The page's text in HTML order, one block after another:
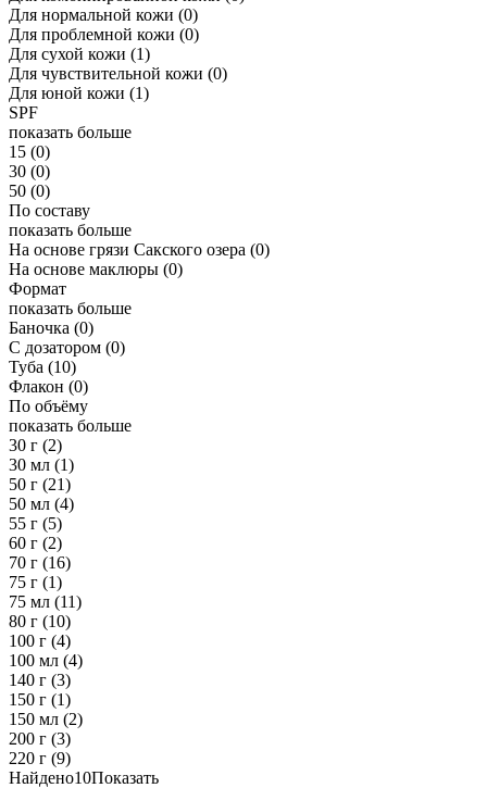
Для нормальной кожи (0)
Для проблемной кожи (0)
Для сухой кожи (1)
Для чувствительной кожи (0)
Для юной кожи (1)
SPF
показать больше
15 (0)
30 (0)
50 (0)
По составу
показать больше
На основе грязи Сакского озера (0)
На основе маклюры (0)
Формат
показать больше
Баночка (0)
С дозатором (0)
Туба (10)
Флакон (0)
По объёму
показать больше
30 г (2)
30 мл (1)
50 г (21)
50 мл (4)
55 г (5)
60 г (2)
70 г (16)
75 г (1)
75 мл (11)
80 г (10)
100 г (4)
100 мл (4)
140 г (3)
150 г (1)
150 мл (2)
200 г (3)
220 г (9)
Найдено10Показать